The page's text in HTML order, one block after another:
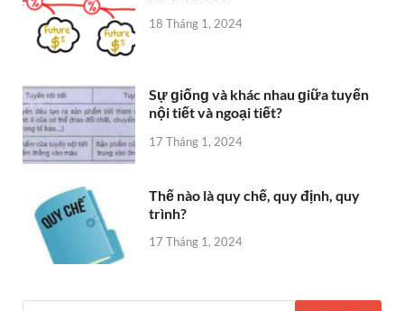
18 Tháng 1, 2024
Sự ɡiốnɡ và khác nhau ɡiữa tuyến
nội tiết và ngoại tiết?
17 Tháng 1, 2024
Thế nào là quy chế, quy định, quy
trình?
17 Tháng 1, 2024